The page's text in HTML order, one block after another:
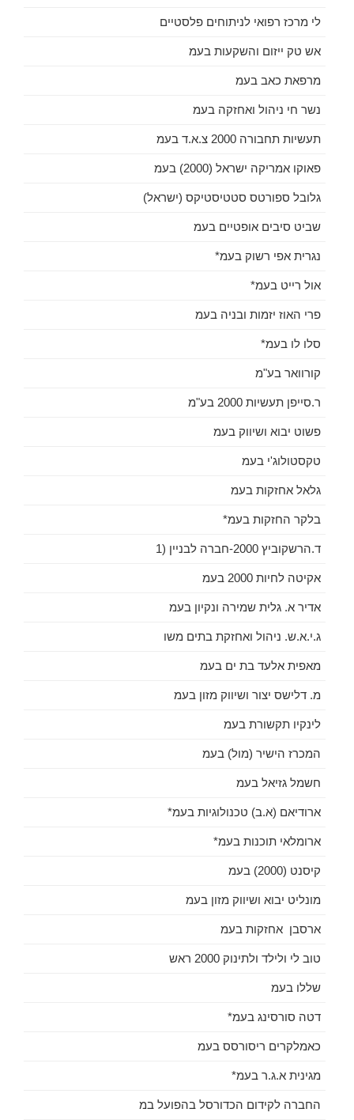
לי מרכז רפואי לניתוחים פלסטיים
אש טק ייזום והשקעות בעמ
מרפאת כאב בעמ
נשר חי ניהול ואחזקה בעמ
תעשיות תחבורה 2000 צ.א.ד בעמ
פאוקו אמריקה ישראל (2000) בעמ
גלובל ספורטס סטטיסטיקס (ישראל)
שביט סיבים אופטיים בעמ
נגרית אפי רשוק בעמ*
אול רייט בעמ*
פרי האוז יזמות ובניה בעמ
סלו לו בעמ*
קורוואר בע"מ
ר.סייפן תעשיות 2000 בע"מ
פשוט יבוא ושיווק בעמ
טקסטולוג'י בעמ
גלאל אחזקות בעמ
בלקר החזקות בעמ*
ד.הרשקוביץ 2000-חברה לבניין (1
אקיטה לחיות 2000 בעמ
אדיר א. גלית שמירה ונקיון בעמ
ג.י.א.ש. ניהול ואחזקת בתים משו
מאפית אלעד בת ים בעמ
מ. דלישס יצור ושיווק מזון בעמ
לינקיו תקשורת בעמ
המכרז הישיר (מול) בעמ
חשמל גזיאל בעמ
ארודיאם (א.ב) טכנולוגיות בעמ*
ארומלאי תוכנות בעמ*
קיסנט (2000) בעמ
מונליט יבוא ושיווק מזון בעמ
ארסבן אחזקות בעמ
טוב לי ולילד ולתינוק 2000 ראש
שללו בעמ
דטה סורסינג בעמ*
כאמלקרים ריסורסס בעמ
מגינית א.ג.ר בעמ*
החברה לקידום הכדורסל בהפועל במ